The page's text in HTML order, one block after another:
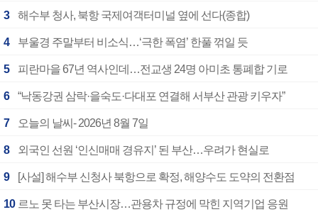
3 해수부 청사, 북항 국제여객터미널 옆에 선다(종합)
4 부울경 주말부터 비소식…‘극한 폭염’ 한풀 꺾일 듯
5 피란마을 67년 역사인데…전교생 24명 아미초 통폐합 기로
6 “낙동강권 삼락·을숙도·다대포 연결해 서부산 관광 키우자”
7 오늘의 날씨- 2026년 8월 7일
8 외국인 선원 ‘인신매매 경유지’ 된 부산…우려가 현실로
9 [사설] 해수부 신청사 북항으로 확정, 해양수도 도약의 전환점
10 르노 못 타는 부산시장…관용차 규정에 막힌 지역기업 응원